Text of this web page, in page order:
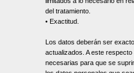
del tratamiento.
• Exactitud.
Los datos deberán ser
actualizados. A este
necesarias para que se